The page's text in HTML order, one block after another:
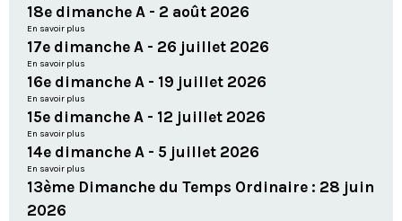
18e dimanche A - 2 août 2026
En savoir plus
17e dimanche A - 26 juillet 2026
En savoir plus
16e dimanche A - 19 juillet 2026
En savoir plus
15e dimanche A - 12 juillet 2026
En savoir plus
14e dimanche A - 5 juillet 2026
En savoir plus
13ème Dimanche du Temps Ordinaire : 28 juin
2026